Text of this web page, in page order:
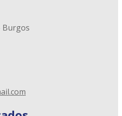
Burgos